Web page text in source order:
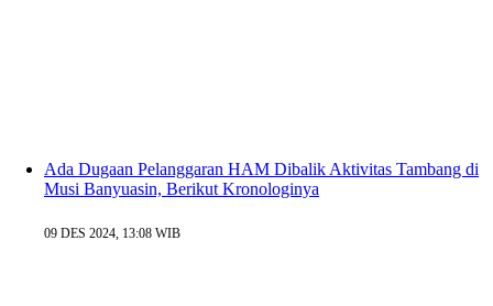
Ada Dugaan Pelanggaran HAM Dibalik Aktivitas Tambang di
Musi Banyuasin, Berikut Kronologinya
09 DES 2024, 13:08 WIB